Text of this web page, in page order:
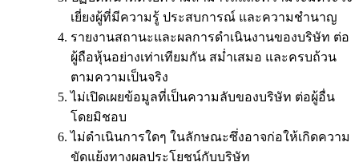
เยี่ยงผู้ที่มีความรู้ ประสบการณ์ และความชำนาญ
รายงานสถานะและผลการดำเนินงานของบริษัท ต่อ
ผู้ถือหุ้นอย่างเท่าเทียมกัน สม่ำเสมอ และครบถ้วน
ตามความเป็นจริง
ไม่เปิดเผยข้อมูลที่เป็นความลับของบริษัท ต่อผู้อื่น
โดยมิชอบ
ไม่ดำเนินการใดๆ ในลักษณะซึ่งอาจก่อให้เกิดความ
ขัดแย้งทางผลประโยชน์กับบริษัท